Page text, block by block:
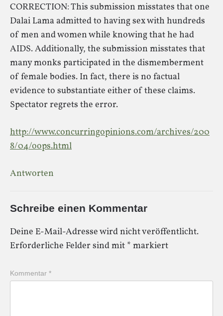
CORRECTION: This submission misstates that one
Dalai Lama admitted to having sex with hundreds
of men and women while knowing that he had
AIDS. Additionally, the submission misstates that
many monks participated in the dismemberment
of female bodies. In fact, there is no factual
evidence to substantiate either of these claims.
Spectator regrets the error.
http://www.concurringopinions.com/archives/200
8/04/oops.html
Antworten
Schreibe einen Kommentar
Deine E-Mail-Adresse wird nicht veröffentlicht.
Erforderliche Felder sind mit * markiert
Kommentar *